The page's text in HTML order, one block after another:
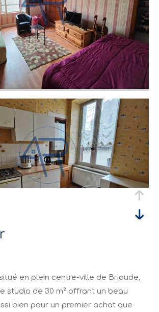
en plein centre-ville de Brioude,
studio de 30 m² offrant un beau
bien pour un premier achat que